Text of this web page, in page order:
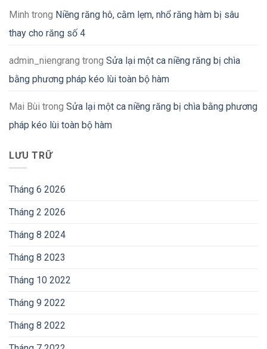
Minh trong Niềng răng hô, cằm lẹm, nhổ răng hàm bị sâu
thay cho răng số 4
admin_niengrang trong Sửa lại một ca niềng răng bị chìa
bằng phương pháp kéo lùi toàn bộ hàm
Mai Bùi trong Sửa lại một ca niềng răng bị chìa bằng phương
pháp kéo lùi toàn bộ hàm
LƯU TRỮ
Tháng 6 2026
Tháng 2 2026
Tháng 8 2024
Tháng 8 2023
Tháng 10 2022
Tháng 9 2022
Tháng 8 2022